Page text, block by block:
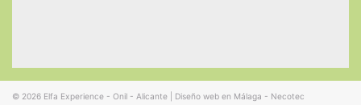
© 2026 Elfa Experience - Onil - Alicante Diseño web en Málaga - Necotec